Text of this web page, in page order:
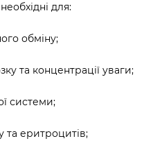
для:
обміну;
та концентрації уваги;
системи;
та еритроцитів;